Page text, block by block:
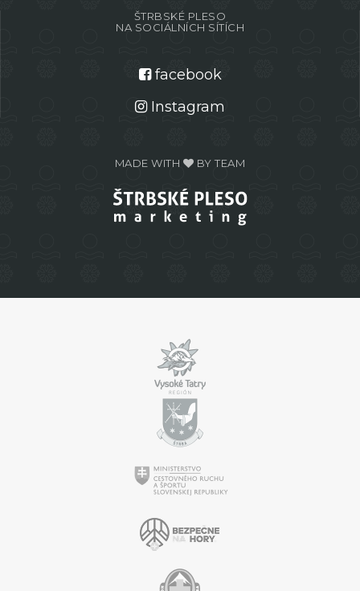
ŠTRBSKÉ PLESO
NA SOCIÁLNÍCH SÍTÍCH
facebook
Instagram
MADE WITH BY TEAM